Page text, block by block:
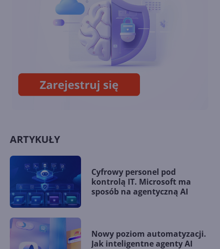
Coldplay i Microsoft AI
pozwalają fanom remiksować
'A Film For The Future'
ARTYKUŁY
Cyfrowy personel pod
kontrolą IT. Microsoft ma
sposób na agentyczną AI
Nowy poziom automatyzacji.
Jak inteligentne agenty AI